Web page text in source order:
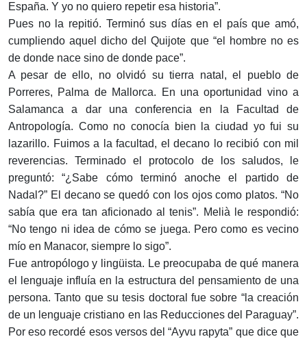
España. Y yo no quiero repetir esa historia”.
Pues no la repitió. Terminó sus días en el país que amó,
cumpliendo aquel dicho del Quijote que “el hombre no es
de donde nace sino de donde pace”.
A pesar de ello, no olvidó su tierra natal, el pueblo de
Porreres, Palma de Mallorca. En una oportunidad vino a
Salamanca a dar una conferencia en la Facultad de
Antropología. Como no conocía bien la ciudad yo fui su
lazarillo. Fuimos a la facultad, el decano lo recibió con mil
reverencias. Terminado el protocolo de los saludos, le
preguntó: “¿Sabe cómo terminó anoche el partido de
Nadal?” El decano se quedó con los ojos como platos. “No
sabía que era tan aficionado al tenis”. Melià le respondió:
“No tengo ni idea de cómo se juega. Pero como es vecino
mío en Manacor, siempre lo sigo”.
Fue antropólogo y lingüista. Le preocupaba de qué manera
el lenguaje influía en la estructura del pensamiento de una
persona. Tanto que su tesis doctoral fue sobre “la creación
de un lenguaje cristiano en las Reducciones del Paraguay”.
Por eso recordé esos versos del “Ayvu rapyta” que dice que